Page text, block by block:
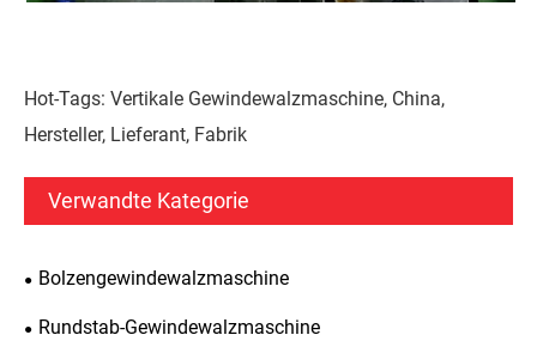
Hot-Tags: Vertikale Gewindewalzmaschine, China,
Hersteller, Lieferant, Fabrik
Verwandte Kategorie
Bolzengewindewalzmaschine
Rundstab-Gewindewalzmaschine